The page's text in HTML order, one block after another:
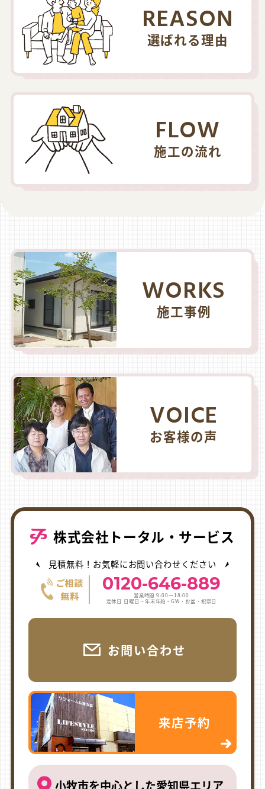
REASON
選ばれる理由
FLOW
施工の流れ
WORKS
施工事例
VOICE
お客様の声
株式会社トータル・サービス
見積無料！お気軽にお問い合わせください
0120-646-889
営業時間 9:00〜18:00
定休日 日曜日・年末年始・GW・お盆・祝祭日
お問い合わせ
来店予約
小牧市を中心とした愛知県エリア